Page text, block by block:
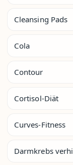
Cleansing Pads
Cola
Contour
Cortisol-Diät
Curves-Fitness
Darmkrebs